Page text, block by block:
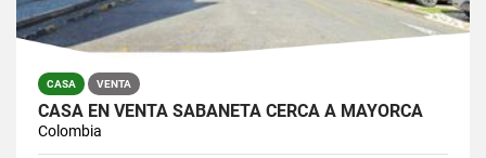
CASA VENTA
CASA EN VENTA SABANETA CERCA A MAYORCA
Colombia